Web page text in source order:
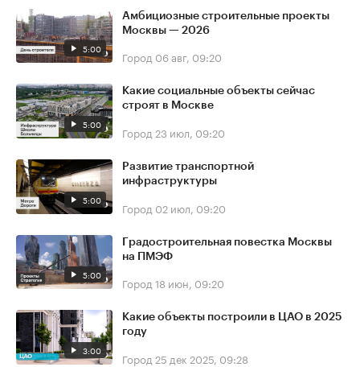
5:00
Амбициозные строительные проекты
Москвы — 2026
Город 06 авг, 09:20
5:00
Какие социальные объекты сейчас
строят в Москве
Город 23 июл, 09:20
5:00
Развитие транспортной
инфраструктуры
Город 02 июл, 09:20
5:00
Градостроительная повестка Москвы
на ПМЭФ
Город 18 июн, 09:20
3:00
Какие объекты построили в ЦАО в 2025
году
Город 25 дек 2025, 09:28